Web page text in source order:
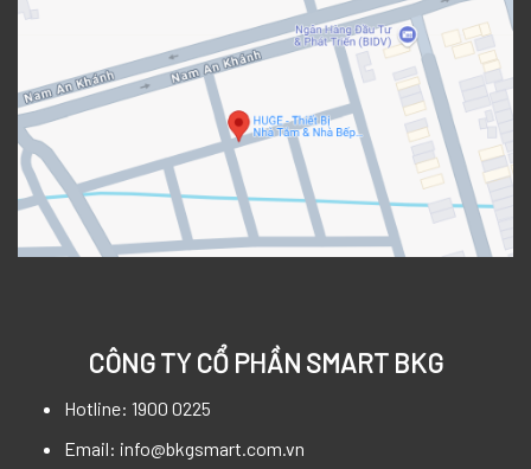
CÔNG TY CỔ PHẦN SMART BKG
Hotline: 1900 0225
Email: info@bkgsmart.com.vn